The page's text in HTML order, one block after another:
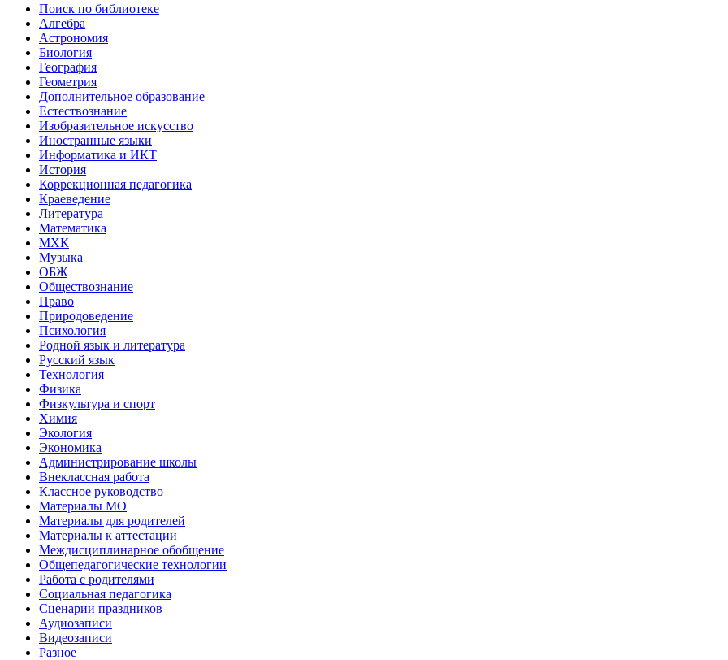
Поиск по библиотеке
Алгебра
Астрономия
Биология
География
Геометрия
Дополнительное образование
Естествознание
Изобразительное искусство
Иностранные языки
Информатика и ИКТ
История
Коррекционная педагогика
Краеведение
Литература
Математика
МХК
Музыка
ОБЖ
Обществознание
Право
Природоведение
Психология
Родной язык и литература
Русский язык
Технология
Физика
Физкультура и спорт
Химия
Экология
Экономика
Администрирование школы
Внеклассная работа
Классное руководство
Материалы МО
Материалы для родителей
Материалы к аттестации
Междисциплинарное обобщение
Общепедагогические технологии
Работа с родителями
Социальная педагогика
Сценарии праздников
Аудиозаписи
Видеозаписи
Разное